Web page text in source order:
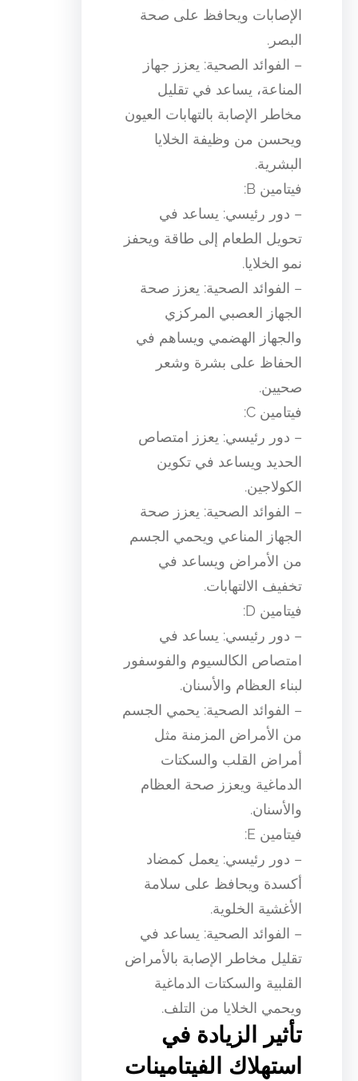
الإصابات ويحافظ على صحة
البصر.
– الفوائد الصحية: يعزز جهاز
المناعة، يساعد في تقليل
مخاطر الإصابة بالتهابات العيون
ويحسن من وظيفة الخلايا
البشرية.
فيتامين B:
– دور رئيسي: يساعد في
تحويل الطعام إلى طاقة ويحفز
نمو الخلايا.
– الفوائد الصحية: يعزز صحة
الجهاز العصبي المركزي
والجهاز الهضمي ويساهم في
الحفاظ على بشرة وشعر
صحيين.
فيتامين C:
– دور رئيسي: يعزز امتصاص
الحديد ويساعد في تكوين
الكولاجين.
– الفوائد الصحية: يعزز صحة
الجهاز المناعي ويحمي الجسم
من الأمراض ويساعد في
تخفيف الالتهابات.
فيتامين D:
– دور رئيسي: يساعد في
امتصاص الكالسيوم والفوسفور
لبناء العظام والأسنان.
– الفوائد الصحية: يحمي الجسم
من الأمراض المزمنة مثل
أمراض القلب والسكتات
الدماغية ويعزز صحة العظام
والأسنان.
فيتامين E:
– دور رئيسي: يعمل كمضاد
أكسدة ويحافظ على سلامة
الأغشية الخلوية.
– الفوائد الصحية: يساعد في
تقليل مخاطر الإصابة بالأمراض
القلبية والسكتات الدماغية
ويحمي الخلايا من التلف.
تأثير الزيادة في
استهلاك الفيتامينات